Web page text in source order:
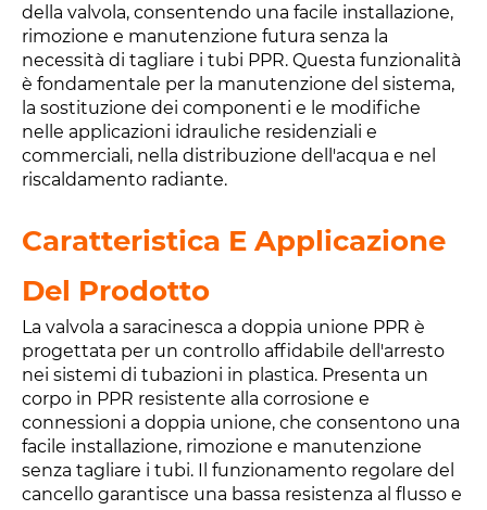
della valvola, consentendo una facile installazione,
rimozione e manutenzione futura senza la
necessità di tagliare i tubi PPR. Questa funzionalità
è fondamentale per la manutenzione del sistema,
la sostituzione dei componenti e le modifiche
nelle applicazioni idrauliche residenziali e
commerciali, nella distribuzione dell'acqua e nel
riscaldamento radiante.
Caratteristica E Applicazione
Del Prodotto
La valvola a saracinesca a doppia unione PPR è
progettata per un controllo affidabile dell'arresto
nei sistemi di tubazioni in plastica. Presenta un
corpo in PPR resistente alla corrosione e
connessioni a doppia unione, che consentono una
facile installazione, rimozione e manutenzione
senza tagliare i tubi. Il funzionamento regolare del
cancello garantisce una bassa resistenza al flusso e